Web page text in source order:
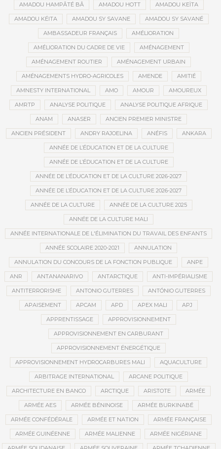
AMADOU HAMPÂTÉ BÂ AMADOU HOTT AMADOU KEÏTA
AMADOU KÉITA AMADOU SY SAVANE AMADOU SY SAVANÉ
AMBASSADEUR FRANÇAIS AMÉLIORATION
AMÉLIORATION DU CADRE DE VIE AMÉNAGEMENT
AMÉNAGEMENT ROUTIER AMÉNAGEMENT URBAIN
AMÉNAGEMENTS HYDRO-AGRICOLES AMENDE AMITIÉ
AMNESTY INTERNATIONAL AMO AMOUR AMOUREUX
AMRTP ANALYSE POLITIQUE ANALYSE POLITIQUE AFRIQUE
ANAM ANASER ANCIEN PREMIER MINISTRE
ANCIEN PRÉSIDENT ANDRY RAJOELINA ANÉFIS ANKARA
ANNÉE DE L’ÉDUCATION ET DE LA CULTURE
ANNÉE DE L’ÉDUCATION ET DE LA CULTURE
ANNÉE DE L’ÉDUCATION ET DE LA CULTURE 2026-2027
ANNÉE DE L’ÉDUCATION ET DE LA CULTURE 2026-2027
ANNÉE DE LA CULTURE ANNÉE DE LA CULTURE 2025
ANNÉE DE LA CULTURE MALI
ANNÉE INTERNATIONALE DE L'ÉLIMINATION DU TRAVAIL DES ENFANTS
ANNÉE SCOLAIRE 2020-2021 ANNULATION
ANNULATION DU CONCOURS DE LA FONCTION PUBLIQUE ANPE
ANR ANTANANARIVO ANTARCTIQUE ANTI-IMPÉRIALISME
ANTITERRORISME ANTONIO GUTERRES ANTÓNIO GUTERRES
APAISEMENT APCAM APD APEX MALI APJ
APPRENTISSAGE APPROVISIONNEMENT
APPROVISIONNEMENT EN CARBURANT
APPROVISIONNEMENT ÉNERGÉTIQUE
APPROVISIONNEMENT HYDROCARBURES MALI AQUACULTURE
ARBITRAGE INTERNATIONAL ARCANE POLITIQUE
ARCHITECTURE EN BANCO ARCTIQUE ARISTOTE ARMÉE
ARMÉE AES ARMÉE BÉNINOISE ARMÉE BURKINABÉ
ARMÉE CONFÉDÉRALE ARMÉE ET NATION ARMÉE FRANÇAISE
ARMÉE GUINÉENNE ARMÉE MALIENNE ARMÉE NIGÉRIANE